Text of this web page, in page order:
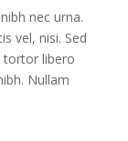
nec urna.
vel, nisi. Sed
tortor libero
Nullam